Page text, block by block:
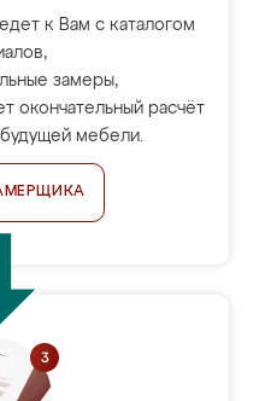
к Вам с каталогом
замеры,
окончательный расчёт
мебели.